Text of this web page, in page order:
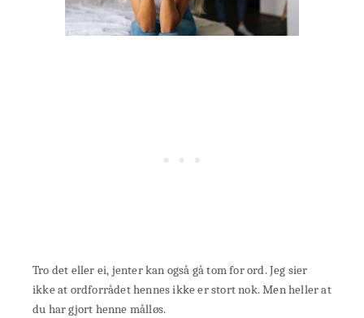
Tro det eller ei, jenter kan også gå tom for ord. Jeg sier
ikke at ordforrådet hennes ikke er stort nok. Men heller at
du har gjort henne målløs.